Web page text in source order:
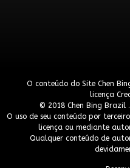
O conteúdo do Site Chen
licença
© 2018 Chen Bing Brazil
O uso de seu conteúdo por
licença ou mediante
Qualquer conteúdo de